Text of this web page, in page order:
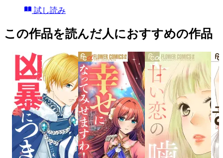
試し読み
この作品を読んだ人におすすめの作品